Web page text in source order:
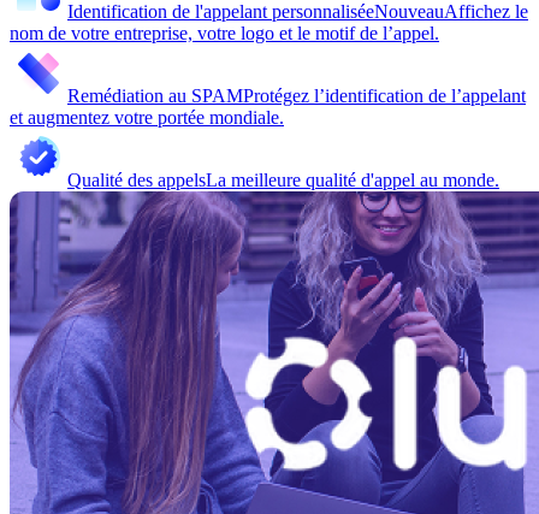
Identification de l'appelant personnaliséeNouveauAffichez le
nom de votre entreprise, votre logo et le motif de l’appel.
Remédiation au SPAMProtégez l’identification de l’appelant
et augmentez votre portée mondiale.
Qualité des appelsLa meilleure qualité d'appel au monde.